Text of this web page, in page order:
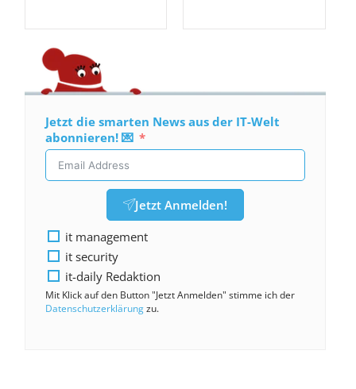
Jetzt die smarten News aus der IT-Welt
abonnieren! 💌
Jetzt Anmelden!
it management
it security
it-daily Redaktion
Mit Klick auf den Button "Jetzt Anmelden" stimme ich der
Datenschutzerklärungzu.